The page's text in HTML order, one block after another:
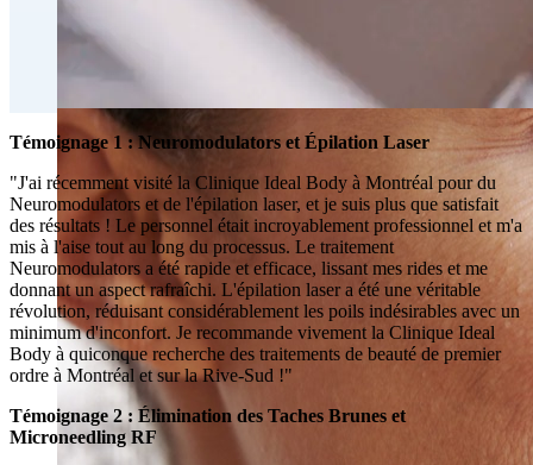
Témoignage 1 : Neuromodulators et Épilation Laser
"J'ai récemment visité la Clinique Ideal Body à Montréal pour du
Neuromodulators et de l'épilation laser, et je suis plus que satisfait
des résultats ! Le personnel était incroyablement professionnel et m'a
mis à l'aise tout au long du processus. Le traitement
Neuromodulators a été rapide et efficace, lissant mes rides et me
donnant un aspect rafraîchi. L'épilation laser a été une véritable
révolution, réduisant considérablement les poils indésirables avec un
minimum d'inconfort. Je recommande vivement la Clinique Ideal
Body à quiconque recherche des traitements de beauté de premier
ordre à Montréal et sur la Rive-Sud !"
Témoignage 2 : Élimination des Taches Brunes et
Microneedling RF